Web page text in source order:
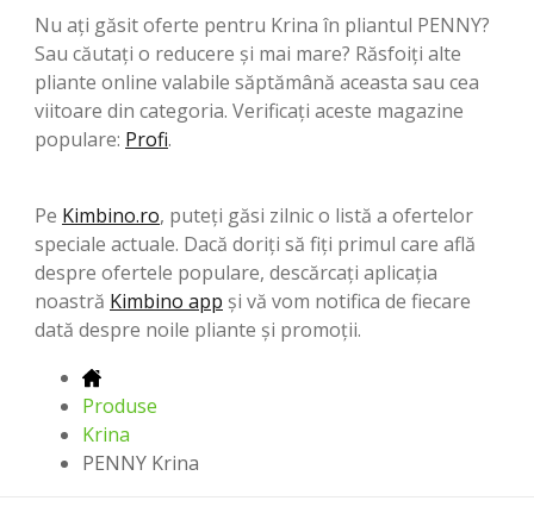
Nu ați găsit oferte pentru Krina în pliantul PENNY?
Sau căutați o reducere și mai mare? Răsfoiți alte
pliante online valabile săptămână aceasta sau cea
viitoare din categoria. Verificați aceste magazine
populare: Profi.
Pe Kimbino.ro, puteți găsi zilnic o listă a ofertelor
speciale actuale. Dacă doriți să fiți primul care află
despre ofertele populare, descărcați aplicația
noastră Kimbino app și vă vom notifica de fiecare
dată despre noile pliante și promoții.
Produse
Krina
PENNY Krina